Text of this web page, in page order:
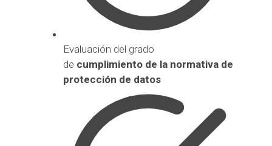
Evaluación del grado
de cumplimiento de la normativa de
protección de datos